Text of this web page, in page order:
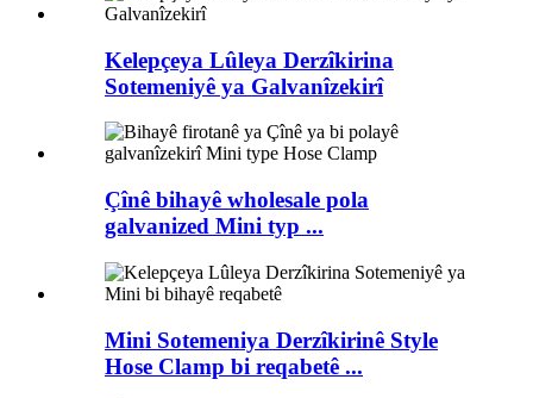
Kelepçeya Lûleya Derzîkirina
Sotemeniyê ya Galvanîzekirî
Çînê bihayê wholesale pola
galvanized Mini typ ...
Mini Sotemeniya Derzîkirinê Style
Hose Clamp bi reqabetê ...